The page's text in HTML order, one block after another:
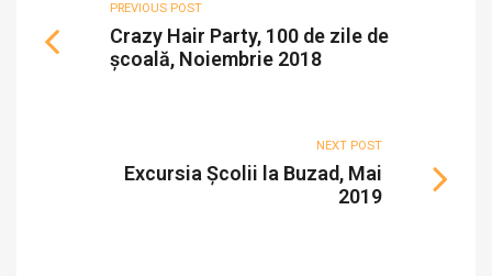
PREVIOUS POST
Crazy Hair Party, 100 de zile de
școală, Noiembrie 2018
NEXT POST
Excursia Școlii la Buzad, Mai
2019